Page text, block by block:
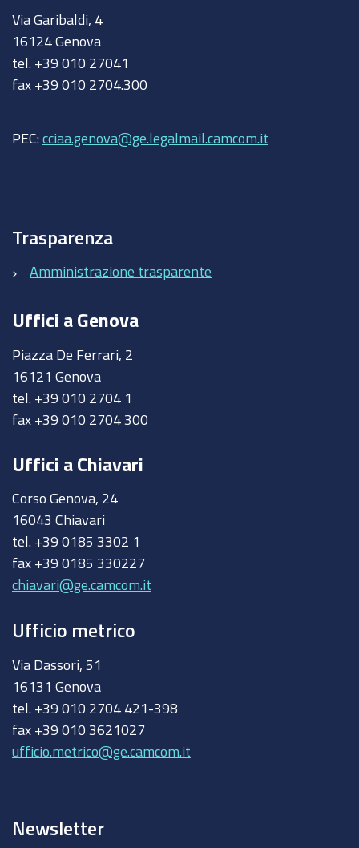
Via Garibaldi, 4
16124 Genova
tel. +39 010 27041
fax +39 010 2704.300
PEC: cciaa.genova@ge.legalmail.camcom.it
Trasparenza
Amministrazione trasparente
Uffici a Genova
Piazza De Ferrari, 2
16121 Genova
tel. +39 010 2704 1
fax +39 010 2704 300
Uffici a Chiavari
Corso Genova, 24
16043 Chiavari
tel. +39 0185 3302 1
fax +39 0185 330227
chiavari@ge.camcom.it
Ufficio metrico
Via Dassori, 51
16131 Genova
tel. +39 010 2704 421-398
fax +39 010 3621027
ufficio.metrico@ge.camcom.it
Newsletter